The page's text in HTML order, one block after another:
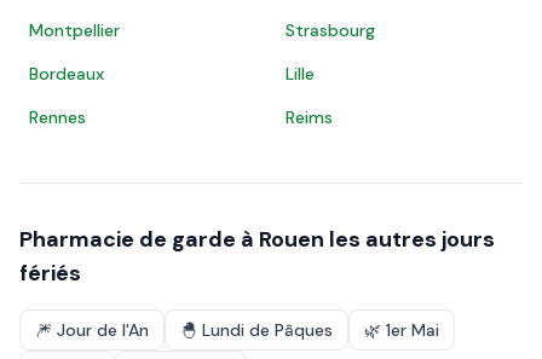
Montpellier
Strasbourg
Bordeaux
Lille
Rennes
Reims
Pharmacie de garde à Rouen les autres jours
fériés
🎆 Jour de l'An 🐣 Lundi de Pâques 🌿 1er Mai